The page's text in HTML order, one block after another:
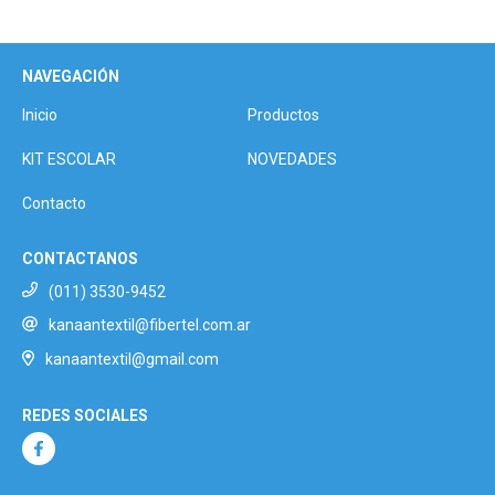
NAVEGACIÓN
Inicio Productos
KIT ESCOLAR NOVEDADES
Contacto
CONTACTANOS
(011) 3530-9452
kanaantextil@fibertel.com.ar
kanaantextil@gmail.com
REDES SOCIALES